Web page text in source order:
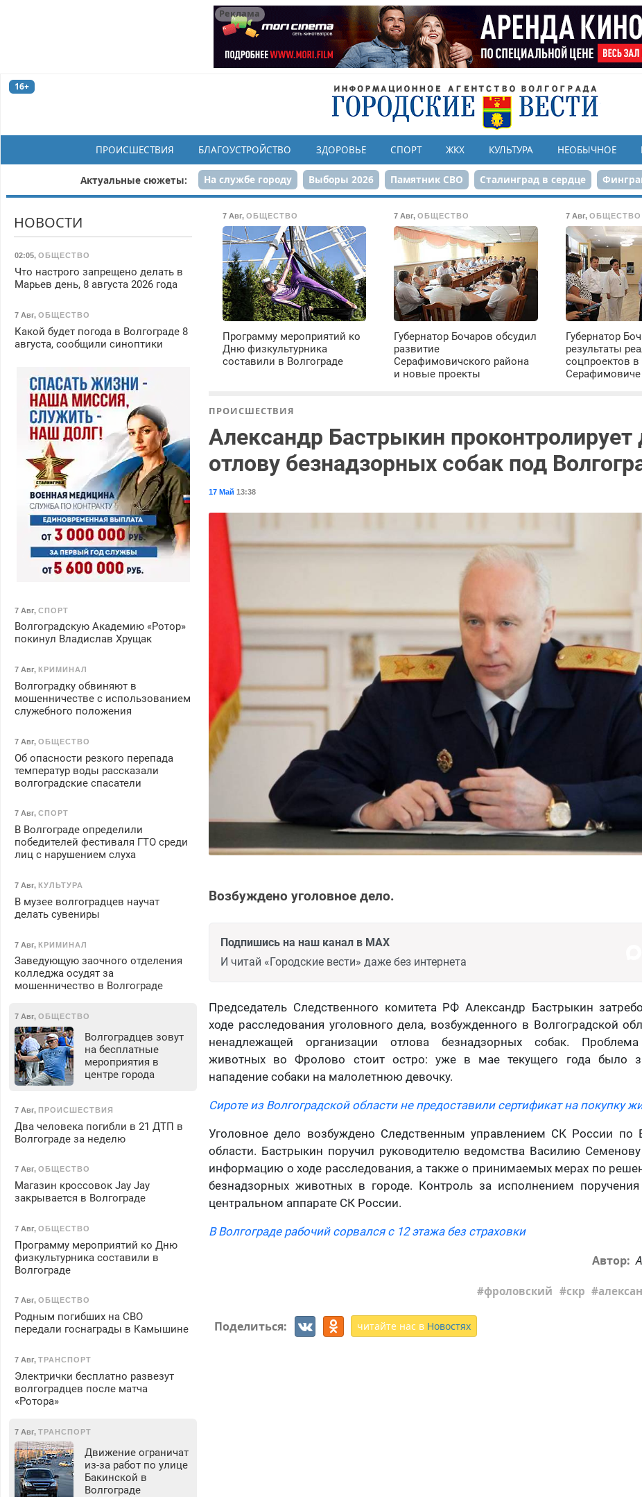
Реклама
16+
ПРОИСШЕСТВИЯ БЛАГОУСТРОЙСТВО ЗДОРОВЬЕ СПОРТ ЖКХ КУЛЬТУРА НЕОБЫЧНОЕ
Актуальные сюжеты: На службе городу Выборы 2026 Памятник СВО Сталинград в сердце
Реконструкция ЦПКиО 80-летие Победы Парк Героев-летчиков
7 Авг,ОБЩЕСТВО
Программу мероприятий ко
Дню физкультурника
составили в Волгограде
7 Авг,ОБЩЕСТВО
Губернатор Бочаров обсудил
развитие
Серафимовичского района
и новые проекты
7 Авг, ОБЩЕСТВО
Губернатор
результаты
соцпроектов в
Серафимовиче
ПРОИСШЕСТВИЯ
Александр Бастрыкин проконтролирует
отлову безнадзорных собак под
17 Май 13:38
Возбуждено уголовное дело.
Подпишись на наш канал в MAX
И читай «Городские вести» даже без интернета
Председатель Следственного комитета РФ Александр Бастрыкин
ходе расследования уголовного дела, возбужденного в Волгоградской
ненадлежащей организации отлова безнадзорных собак. Проблема
животных во Фролово стоит остро: уже в мае текущего года было
нападение собаки на малолетнюю девочку.
Сироте из Волгоградской области не предоставили сертификат на покупку
Уголовное дело возбуждено Следственным управлением СК России по
области. Бастрыкин поручил руководителю ведомства Василию Семенову
информацию о ходе расследования, а также о принимаемых мерах по
безнадзорных животных в городе. Контроль за исполнением
центральном аппарате СК России.
В Волгограде рабочий сорвался с 12 этажа без страховки
Автор:
фроловский скр
Поделиться: читайте нас в Новостях
НОВОСТИ
02:05, ОБЩЕСТВО
Что настрого запрещено делать в
Марьев день, 8 августа 2026 года
7 Авг, ОБЩЕСТВО
Какой будет погода в Волгограде 8
августа, сообщили синоптики
7 Авг, СПОРТ
Волгоградскую Академию «Ротор»
покинул Владислав Хрущак
7 Авг, КРИМИНАЛ
Волгоградку обвиняют в
мошенничестве с использованием
служебного положения
7 Авг, ОБЩЕСТВО
Об опасности резкого перепада
температур воды рассказали
волгоградские спасатели
7 Авг, СПОРТ
В Волгограде определили
победителей фестиваля ГТО среди
лиц с нарушением слуха
7 Авг, КУЛЬТУРА
В музее волгоградцев научат
делать сувениры
7 Авг, КРИМИНАЛ
Заведующую заочного отделения
колледжа осудят за
мошенничество в Волгограде
7 Авг, ОБЩЕСТВО
Волгоградцев зовут
на бесплатные
мероприятия в
центре города
7 Авг, ПРОИСШЕСТВИЯ
Два человека погибли в 21 ДТП в
Волгограде за неделю
7 Авг, ОБЩЕСТВО
Магазин кроссовок Jay Jay
закрывается в Волгограде
7 Авг, ОБЩЕСТВО
Программу мероприятий ко Дню
физкультурника составили в
Волгограде
7 Авг, ОБЩЕСТВО
Родным погибших на СВО
передали госнаграды в Камышине
7 Авг, ТРАНСПОРТ
Электрички бесплатно развезут
волгоградцев после матча
«Ротора»
7 Авг, ТРАНСПОРТ
Движение ограничат
из-за работ по улице
Бакинской в
Волгограде